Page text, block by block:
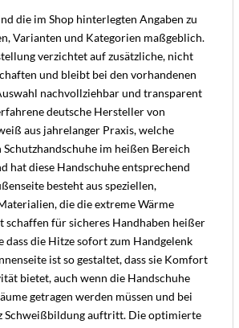
die im Shop hinterlegten Angaben zu
Varianten und Kategorien maßgeblich.
verzichtet auf zusätzliche, nicht
und bleibt bei den vorhandenen
nachvollziehbar und transparent
deutsche Hersteller von
aus jahrelanger Praxis, welche
im heißen Bereich
hat diese Handschuhe entsprechend
besteht aus speziellen,
die die extreme Wärme
schaffen für sicheres Handhaben heißer
dass die Hitze sofort zum Handgelenk
ist so gestaltet, dass sie Komfort
bietet, auch wenn die Handschuhe
getragen werden müssen und bei
Schweißbildung auftritt. Die optimierte